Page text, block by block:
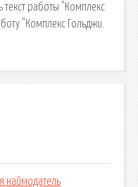
работы "Комплекс
"Комплекс Гольджи.
наймодатель